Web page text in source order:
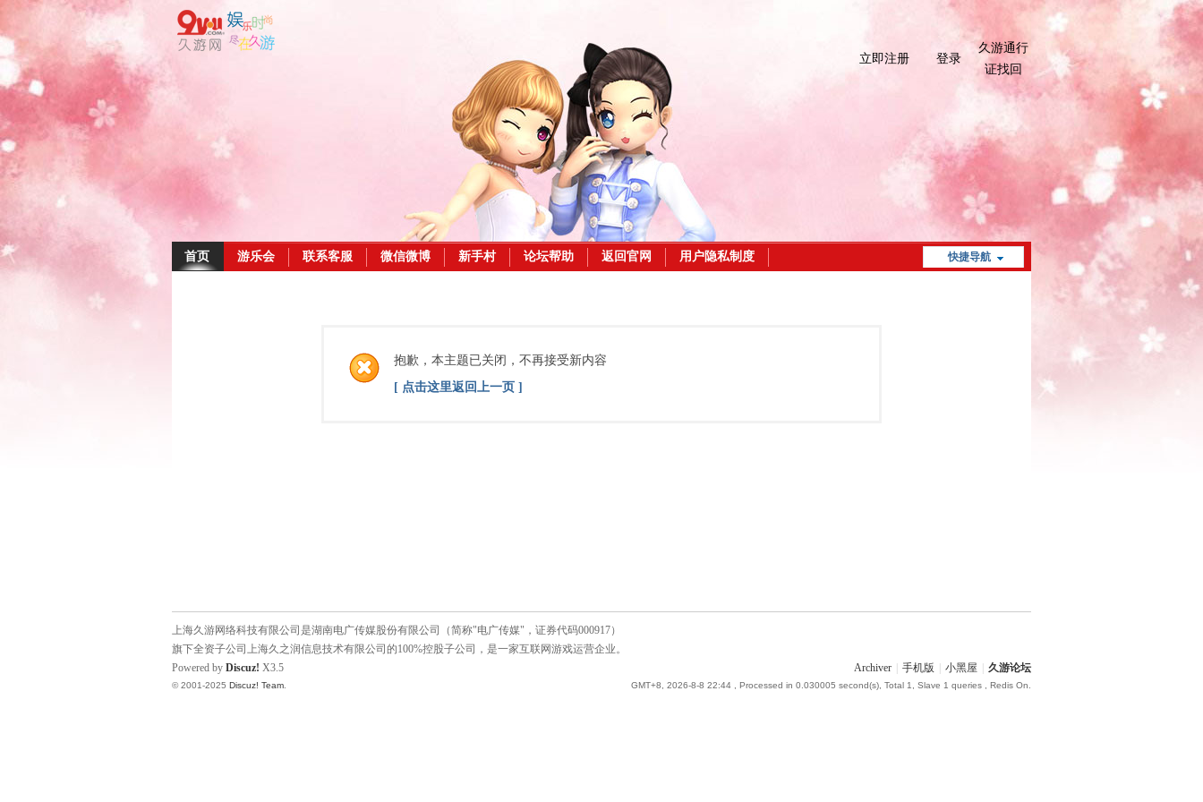
立即注册 登录
久游通行
证找回
快捷导航
首页 游乐会 联系客服 微信微博 新手村 论坛帮助 返回官网 用户隐私制度
抱歉，本主题已关闭，不再接受新内容
[ 点击这里返回上一页 ]
上海久游网络科技有限公司是湖南电广传媒股份有限公司（简称"电广传媒"，证券代码000917）
旗下全资子公司上海久之润信息技术有限公司的100%控股子公司，是一家互联网游戏运营企业。
Archiver
手机版 小黑屋 久游论坛
GMT+8, 2026-8-8 22:44 , Processed in 0.030005 second(s), Total 1, Slave 1 queries , Redis On.
Powered by Discuz! X3.5
© 2001-2025 Discuz! Team